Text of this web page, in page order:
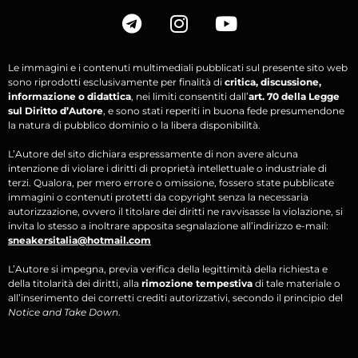
Le immagini e i contenuti multimediali pubblicati sul presente sito web
sono riprodotti esclusivamente per finalità di critica, discussione,
informazione o didattica, nei limiti consentiti dall’art. 70 della Legge
sul Diritto d’Autore, e sono stati reperiti in buona fede presumendone
la natura di pubblico dominio o la libera disponibilità.
L’Autore del sito dichiara espressamente di non avere alcuna
intenzione di violare i diritti di proprietà intellettuale o industriale di
terzi. Qualora, per mero errore o omissione, fossero state pubblicate
immagini o contenuti protetti da copyright senza la necessaria
autorizzazione, ovvero il titolare dei diritti ne ravvisasse la violazione, si
invita lo stesso a inoltrare apposita segnalazione all’indirizzo e-mail:
sneakersitalia@hotmail.com
L’Autore si impegna, previa verifica della legittimità della richiesta e
della titolarità dei diritti, alla rimozione tempestiva di tale materiale o
all’inserimento dei corretti crediti autorizzativi, secondo il principio del
Notice and Take Down.